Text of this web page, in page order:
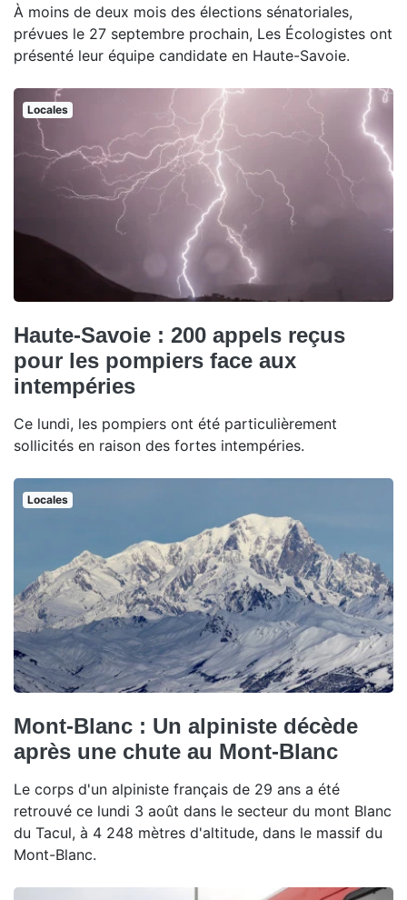
À moins de deux mois des élections sénatoriales,
prévues le 27 septembre prochain, Les Écologistes ont
présenté leur équipe candidate en Haute-Savoie.
Locales
Haute-Savoie : 200 appels reçus
pour les pompiers face aux
intempéries
Ce lundi, les pompiers ont été particulièrement
sollicités en raison des fortes intempéries.
Locales
Mont-Blanc : Un alpiniste décède
après une chute au Mont-Blanc
Le corps d'un alpiniste français de 29 ans a été
retrouvé ce lundi 3 août dans le secteur du mont Blanc
du Tacul, à 4 248 mètres d'altitude, dans le massif du
Mont-Blanc.